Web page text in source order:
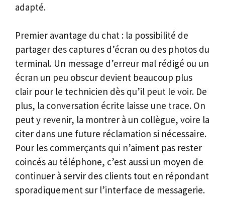
adapté.
Premier avantage du chat : la possibilité de
partager des captures d’écran ou des photos du
terminal. Un message d’erreur mal rédigé ou un
écran un peu obscur devient beaucoup plus
clair pour le technicien dès qu’il peut le voir. De
plus, la conversation écrite laisse une trace. On
peut y revenir, la montrer à un collègue, voire la
citer dans une future réclamation si nécessaire.
Pour les commerçants qui n’aiment pas rester
coincés au téléphone, c’est aussi un moyen de
continuer à servir des clients tout en répondant
sporadiquement sur l’interface de messagerie.